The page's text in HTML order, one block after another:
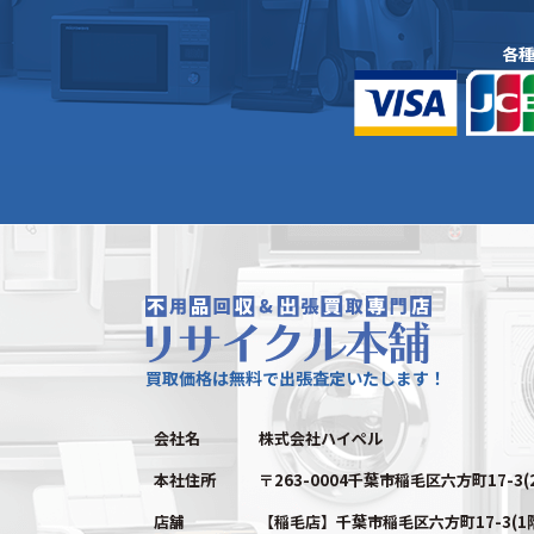
各
買取価格は無料で出張査定いたします！
会社名
株式会社ハイペル
本社住所
〒263-0004千葉市稲毛区六方町17-
店舗
【稲毛店】千葉市稲毛区六方町17-3(1